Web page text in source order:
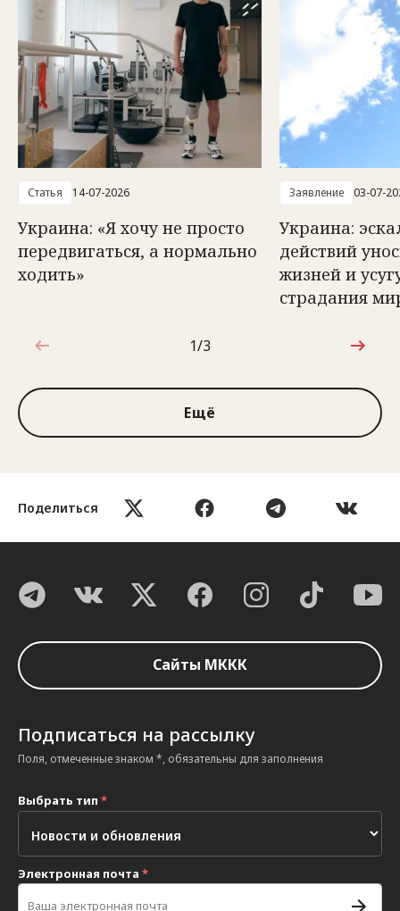
Поделиться
Статья 14-07-2026
Украина: «Я хочу не просто
передвигаться, а нормально
ходить»
Заявление 03-07-
Украина:
действий
жизней и
страдания
1 из 3
1/3
Ещё
Сайты МККК
Подписаться на рассылку
Поля, отмеченные знаком *, обязательны для заполнения
Выбрать тип *
Электронная почта *